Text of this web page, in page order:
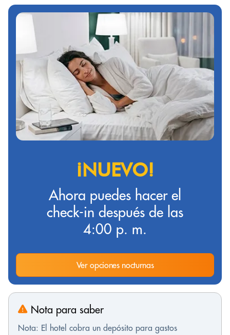
¡NUEVO!
Ahora puedes hacer el
check-in después de las
4:00 p. m.
Ver opciones nocturnas
Nota para saber
Nota: El hotel cobra un depósito para gastos